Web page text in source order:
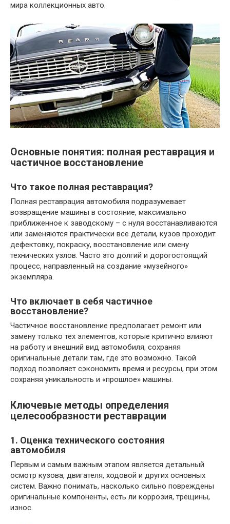
мира коллекционных авто.
Основные понятия: полная реставрация и
частичное восстановление
Что такое полная реставрация?
Полная реставрация автомобиля подразумевает
возвращение машины в состояние, максимально
приближенное к заводскому – с нуля восстанавливаются
или заменяются практически все детали, кузов проходит
дефектовку, покраску, восстановление или смену
технических узлов. Часто это долгий и дорогостоящий
процесс, направленный на создание «музейного»
экземпляра.
Что включает в себя частичное
восстановление?
Частичное восстановление предполагает ремонт или
замену только тех элементов, которые критично влияют
на работу и внешний вид автомобиля, сохраняя
оригинальные детали там, где это возможно. Такой
подход позволяет сэкономить время и ресурсы, при этом
сохраняя уникальность и «прошлое» машины.
Ключевые методы определения
целесообразности реставрации
1. Оценка технического состояния
автомобиля
Первым и самым важным этапом является детальный
осмотр кузова, двигателя, ходовой и других основных
систем. Важно понимать, насколько сильно повреждены
оригинальные компоненты, есть ли коррозия, трещины,
износ.